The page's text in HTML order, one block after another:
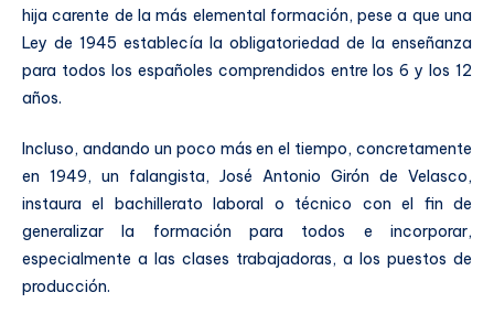
hija carente de la más elemental formación, pese a que una
Ley de 1945 establecía la obligatoriedad de la enseñanza
para todos los españoles comprendidos entre los 6 y los 12
años.
Incluso, andando un poco más en el tiempo, concretamente
en 1949, un falangista, José Antonio Girón de Velasco,
instaura el bachillerato laboral o técnico con el fin de
generalizar la formación para todos e incorporar,
especialmente a las clases trabajadoras, a los puestos de
producción.